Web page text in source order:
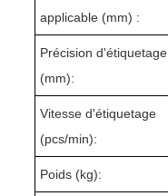
applicable (mm) :
Précision d'étiquetage
(mm):
Vitesse d'étiquetage
(pcs/min):
Poids (kg):